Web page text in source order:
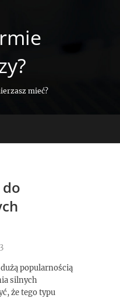
mieć?
do
popularnością
silnych
że tego typu